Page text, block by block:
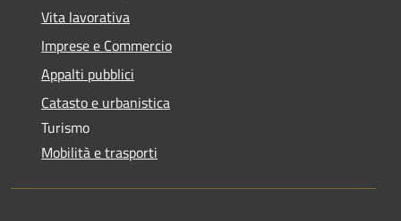
Vita lavorativa
Imprese e Commercio
Appalti pubblici
Catasto e urbanistica
Turismo
Mobilità e trasporti